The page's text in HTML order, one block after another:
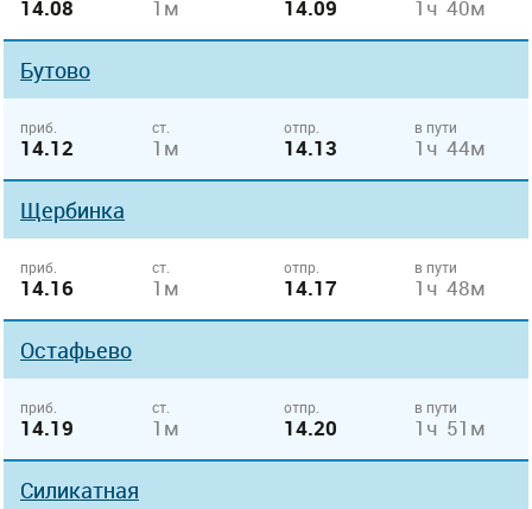
14.08 1м 14.09 1ч 40м
Бутово
приб.
14.12
ст.
1м
отпр.
14.13
в пути
1ч 44м
Щербинка
приб.
14.16
ст.
1м
отпр.
14.17
в пути
1ч 48м
Остафьево
приб.
14.19
ст.
1м
отпр.
14.20
в пути
1ч 51м
Силикатная